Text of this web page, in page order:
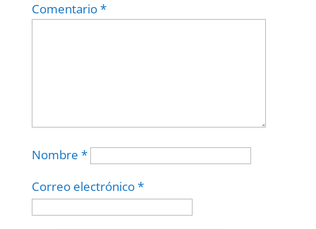
Comentario*
Nombre *
Correo electrónico*